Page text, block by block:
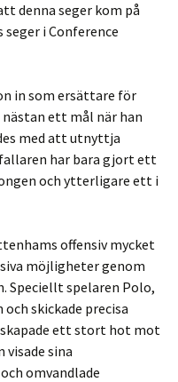
denna seger kom på
seger i Conference
in som ersättare för
ett mål när han
med att utnyttja
har bara gjort ett
och ytterligare ett i
offensiv mycket
möjligheter genom
Speciellt spelaren Polo,
skickade precisa
ett stort hot mot
visade sina
omvandlade